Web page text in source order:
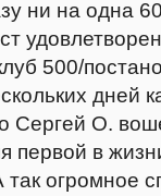
ни на одна
500/
дней
Сергей О.
первой в
так огромное